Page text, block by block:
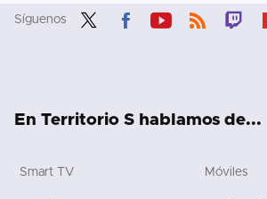
Síguenos
En Territorio S hablamos de...
Smart TV Móviles